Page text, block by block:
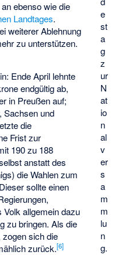
e
st
a
g
z
ur
N
at
io
n
al
v
er
s
a
m
m
lu
n
g.
ebenso wie die
Landtages.
weiterer Ablehnung
zu unterstützen.
Ende April lehnte
endgültig ab,
in Preußen auf;
Sachsen und
die
Frist zur
190 zu 188
anstatt des
die Wahlen zum
sollte einen
Volk allgemein dazu
zu bringen. Als die
zogen sich die
zurück.[6]